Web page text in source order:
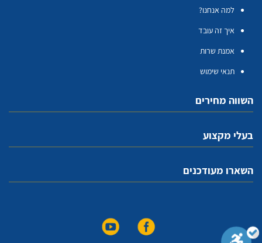
למה אנחנו?
איך זה עובד
אמנת שרות
תנאי שימוש
השווה מחירים
בעלי מקצוע
השארו מעודכנים